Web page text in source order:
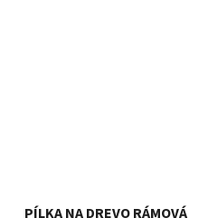
PÍLKA NA DREVO RÁMOVÁ